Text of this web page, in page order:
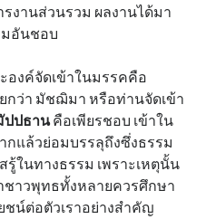
งานส่วนรวม ผลงานได้มา
มอันชอบ
งค์จัดเข้าในมรรคคือ
กว่า มัชฌิมา หรือท่านจัดเข้า
ปปธานคือเพียรชอบ เข้าใน
แล้วย่อมบรรลุถึงซึ่งธรรม
รู้ในทางธรรม เพราะเหตุนั้น
ชาวพุทธทั้งหลายควรศึกษา
น์ต่อตัวเราอย่างสำคัญ